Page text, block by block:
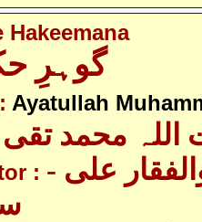
Hakeemana
گوہرِ
Ayatullah
اللہ محمد
: - مولانا ذوالفقار علی